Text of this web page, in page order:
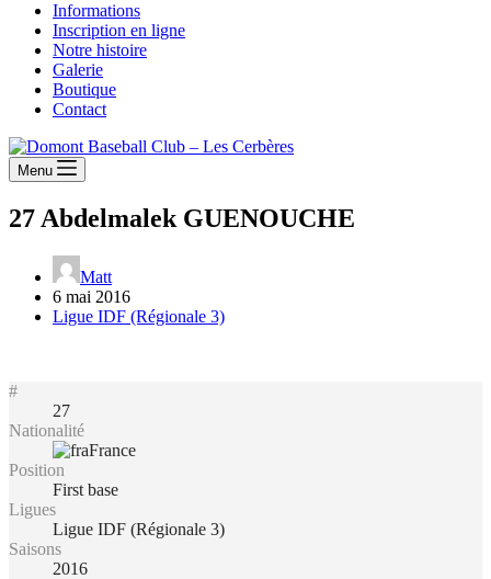
Informations
Inscription en ligne
Notre histoire
Galerie
Boutique
Contact
Menu
27 Abdelmalek GUENOUCHE
Matt
6 mai 2016
Ligue IDF (Régionale 3)
#
27
Nationalité
France
Position
First base
Ligues
Ligue IDF (Régionale 3)
Saisons
2016